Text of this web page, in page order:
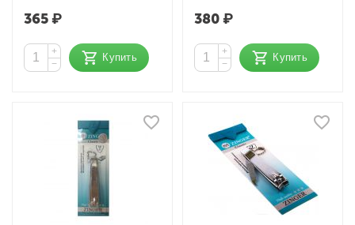
365₽
+
−
Купить
380₽
+
−
Купить